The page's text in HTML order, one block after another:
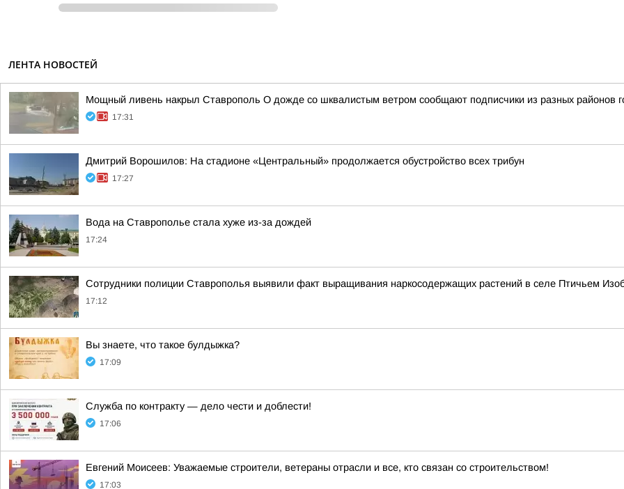
ЛЕНТА НОВОСТЕЙ
Мощный ливень накрыл Ставрополь О дожде со шквалистым ветром сообщают подписчики из разных районов
17:31
Дмитрий Ворошилов: На стадионе «Центральный» продолжается обустройство всех трибун
17:27
Вода на Ставрополье стала хуже из-за дождей
17:24
Сотрудники полиции Ставрополья выявили факт выращивания наркосодержащих растений в селе Птичьем
17:12
Вы знаете, что такое булдыжка?
17:09
Служба по контракту — дело чести и доблести!
17:06
Евгений Моисеев: Уважаемые строители, ветераны отрасли и все, кто связан со строительством!
17:03